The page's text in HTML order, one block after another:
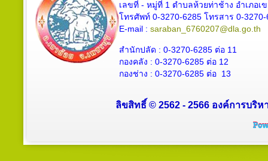
เลขที่ - หมู่ที่ 1 ตำบลห้วยท่าช้าง อำเภอเ
โทรศัพท์ 0-3270-6285 โทรสาร 0-
E-mail : saraban_6760207@dla.go.th
สำนักปลัด : 0-3270-6285 ต่อ 11
กองคลัง : 0-3270-6285 ต่อ 12
กองช่าง : 0-3270-6285 ต่อ 13
ลิขสิทธิ์ © 2562 - 2566 องค์การบริ